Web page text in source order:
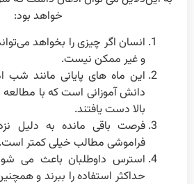
خواهد بود:
انسان اگر چیزی را بخواهد
و غیر ممکن نیست.
این ماه های پایانی مانند شب
دانش آموزانی است که با
بالا دست یافتند.
فرصت باقی مانده به دلیل
فراموشی مطالب خیلی کمتر است.
استرس داوطلبان باعث می
حداکثر استفاده را ببرند و